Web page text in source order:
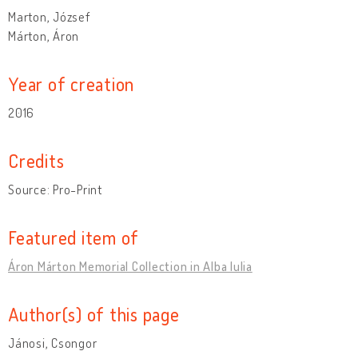
Marton, József
Márton, Áron
Year of creation
2016
Credits
Source: Pro-Print
Featured item of
Áron Márton Memorial Collection in Alba Iulia
Author(s) of this page
Jánosi, Csongor